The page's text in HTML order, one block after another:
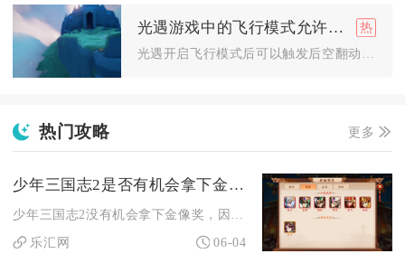
光遇游戏中的飞行模式允许后空翻动作吗
热门攻略 更多
少年三国志2是否有机会拿下金像奖
乐汇网
06-04